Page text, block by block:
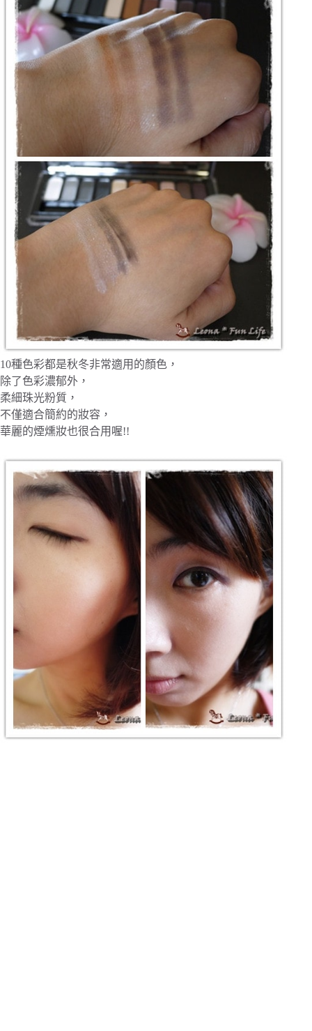
10種色彩都是秋冬非常適用的顏色，
除了色彩濃郁外，
柔細珠光粉質，
不僅適合簡約的妝容，
華麗的煙燻妝也很合用喔!!